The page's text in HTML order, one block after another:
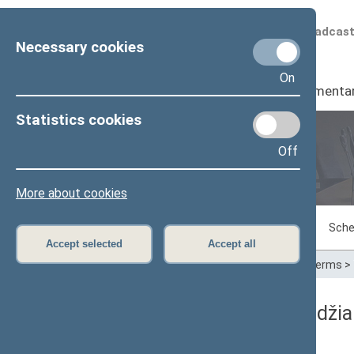
Necessary cookies
On
Statistics cookies
Off
More about cookies
Accept selected Accept all
Scheduled
Seimas I
Sitting in progress Plenary sittings
Home>Plenary sittings>Parliamentary terms >
05/11/2023 Seimo